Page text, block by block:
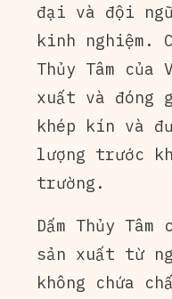
đại và đội
kinh nghiệm.
Thủy Tâm của
xuất và đóng
khép kín và
lượng trước
trường.
Dấm Thủy
sản xuất từ
không chứa